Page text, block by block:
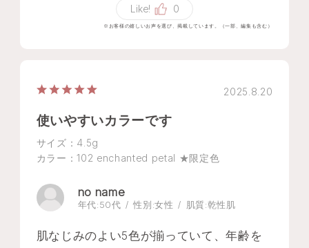
Like! 0
※お客様の嬉しいお声を選び、掲載しています。（一部、編集も含む）
2025.8.20
使いやすいカラーです
サイズ：4.5g
カラー：102 enchanted petal ★限定色
no name
年代:50代 性別:女性 肌質:乾性肌
肌なじみのよい5色が揃っていて、年齢を